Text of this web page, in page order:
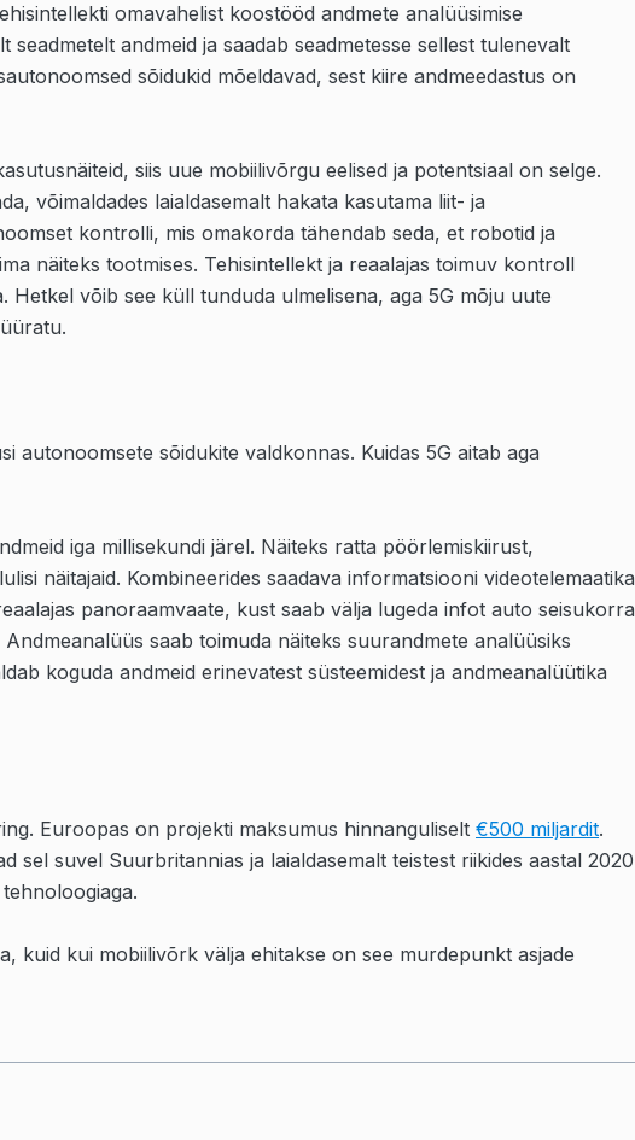
omavahelist koostööd andmete analüüsimise
andmeid ja saadab seadmetesse sellest tulenevalt
sõidukid mõeldavad, sest kiire andmeedastus on
siis uue mobiilivõrgu eelised ja potentsiaal on selge.
võimaldades laialdasemalt hakata kasutama liit- ja
kontrolli, mis omakorda tähendab seda, et robotid ja
näiteks tootmises. Tehisintellekt ja reaalajas toimuv kontroll
Hetkel võib see küll tunduda ulmelisena, aga 5G mõju uute
autonoomsete sõidukite valdkonnas. Kuidas 5G aitab aga
iga millisekundi järel. Näiteks ratta pöörlemiskiirust,
näitajaid. Kombineerides saadava informatsiooni videotelemaatika
panoraamvaate, kust saab välja lugeda infot auto seisukorra
saab toimuda näiteks suurandmete analüüsiks
koguda andmeid erinevatest süsteemidest ja andmeanalüütika
Euroopas on projekti maksumus hinnanguliselt €500 miljardit.
sel suvel Suurbritannias ja laialdasemalt teistest riikides aastal 2020
kuid kui mobiilivõrk välja ehitakse on see murdepunkt asjade